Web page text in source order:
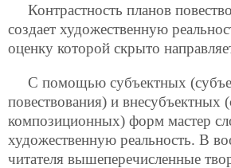
Контрастность планов
создает художественную
оценку которой скрыто
С помощью субъектных
повествования) и внесубъектных
композиционных) форм мастер
художественную реальность. В
читателя вышеперечисленные